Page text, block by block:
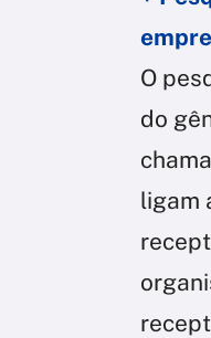
O
do
ligam